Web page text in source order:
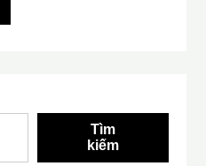
Tìm
kiếm